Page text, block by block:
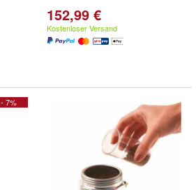
152,99 €
Kostenloser Versand
- 7%